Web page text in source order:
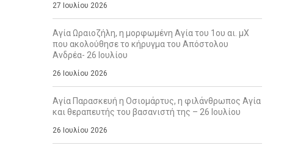
27 Ιουλίου 2026
Αγία Ωραιοζήλη, η μορφωμένη Αγία του 1ου αι. μΧ
που ακολούθησε το κήρυγμα του Απόστολου
Ανδρέα- 26 Ιουλίου
26 Ιουλίου 2026
Αγία Παρασκευή η Οσιομάρτυς, η φιλάνθρωπος Αγία
και θεραπευτής του βασανιστή της – 26 Ιουλίου
26 Ιουλίου 2026